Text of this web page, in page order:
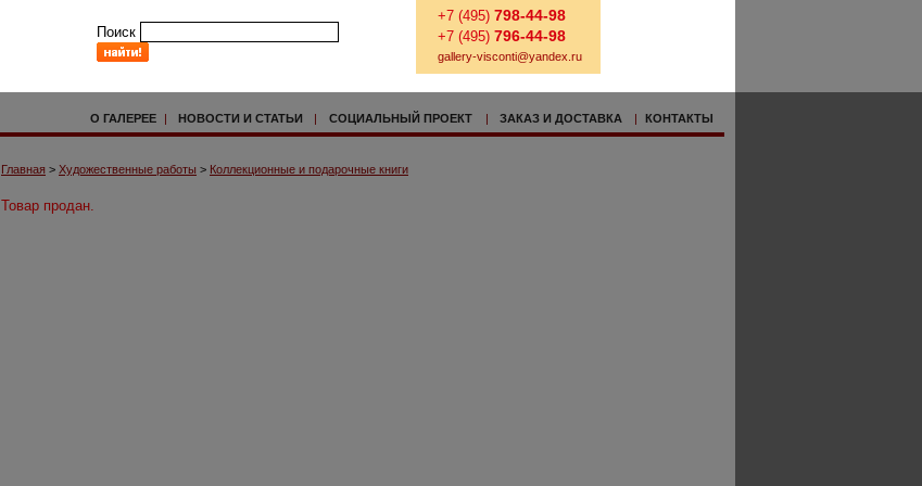
Поиск
+7 (495) 798-44-98
+7 (495) 796-44-98
gallery-visconti@yandex.ru
О ГАЛЕРЕЕ | НОВОСТИ И СТАТЬИ | СОЦИАЛЬНЫЙ ПРОЕКТ | ЗАКАЗ И ДОСТАВКА | КОНТАКТЫ
Главная > Художественные работы > Коллекционные и подарочные книги
Товар продан.